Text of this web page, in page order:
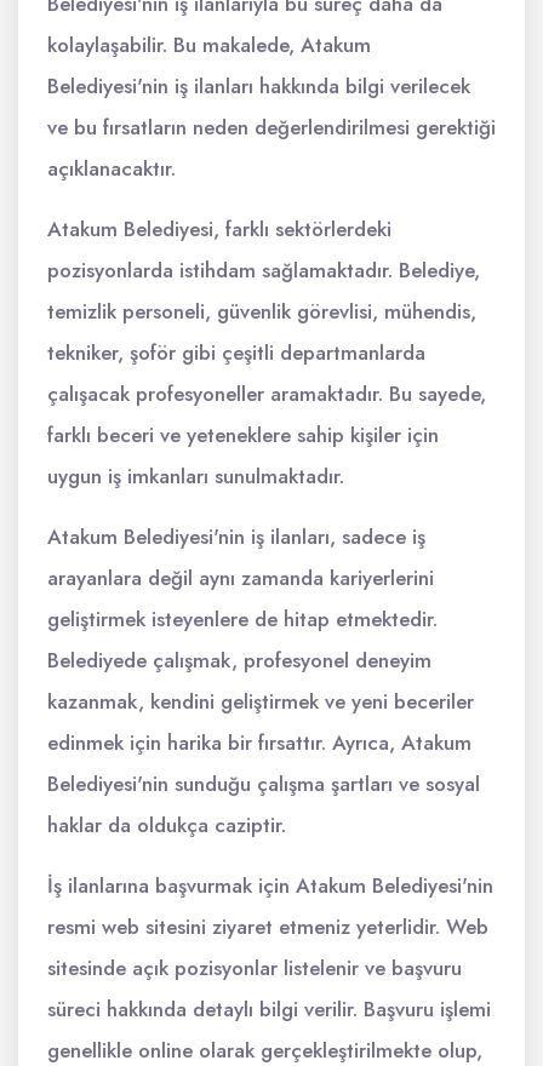
kolaylaşabilir. Bu makalede, Atakum
Belediyesi'nin iş ilanları hakkında bilgi verilecek
ve bu fırsatların neden değerlendirilmesi gerektiği
açıklanacaktır.
Atakum Belediyesi, farklı sektörlerdeki
pozisyonlarda istihdam sağlamaktadır. Belediye,
temizlik personeli, güvenlik görevlisi, mühendis,
tekniker, şoför gibi çeşitli departmanlarda
çalışacak profesyoneller aramaktadır. Bu sayede,
farklı beceri ve yeteneklere sahip kişiler için
uygun iş imkanları sunulmaktadır.
Atakum Belediyesi'nin iş ilanları, sadece iş
arayanlara değil aynı zamanda kariyerlerini
geliştirmek isteyenlere de hitap etmektedir.
Belediyede çalışmak, profesyonel deneyim
kazanmak, kendini geliştirmek ve yeni beceriler
edinmek için harika bir fırsattır. Ayrıca, Atakum
Belediyesi'nin sunduğu çalışma şartları ve sosyal
haklar da oldukça caziptir.
İş ilanlarına başvurmak için Atakum Belediyesi'nin
resmi web sitesini ziyaret etmeniz yeterlidir. Web
sitesinde açık pozisyonlar listelenir ve başvuru
süreci hakkında detaylı bilgi verilir. Başvuru işlemi
genellikle online olarak gerçekleştirilmekte olup,